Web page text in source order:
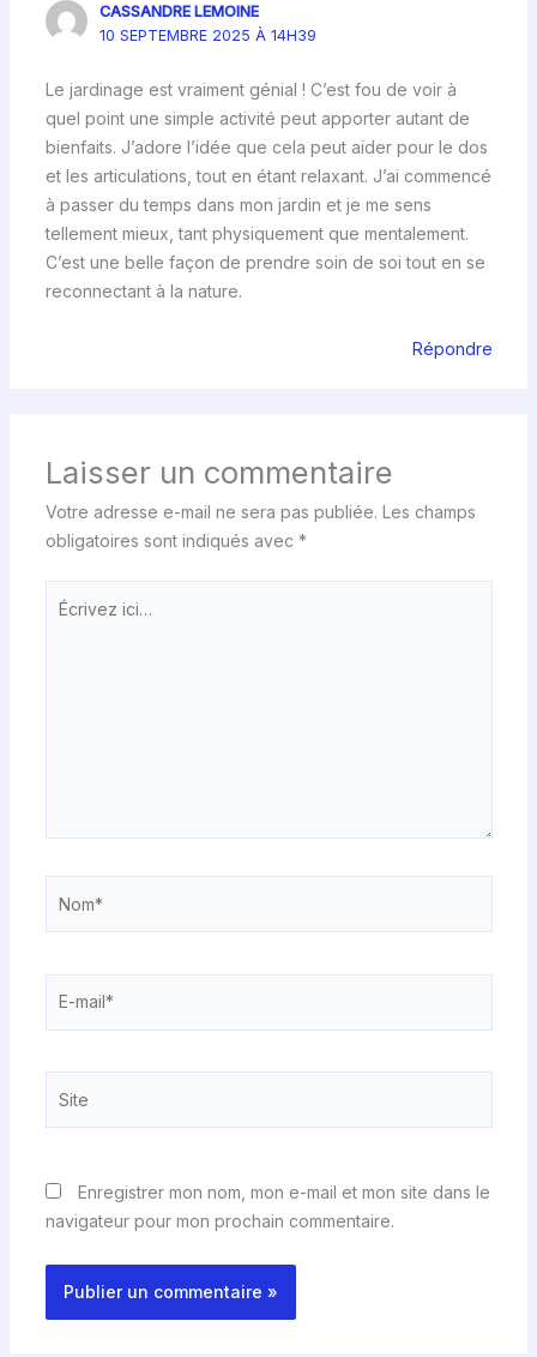
CASSANDRE LEMOINE
10 SEPTEMBRE 2025 À 14H39
Le jardinage est vraiment génial ! C’est fou de voir à
quel point une simple activité peut apporter autant de
bienfaits. J’adore l’idée que cela peut aider pour le dos
et les articulations, tout en étant relaxant. J’ai commencé
à passer du temps dans mon jardin et je me sens
tellement mieux, tant physiquement que mentalement.
C’est une belle façon de prendre soin de soi tout en se
reconnectant à la nature.
Répondre
Laisser un commentaire
Votre adresse e-mail ne sera pas publiée. Les champs
obligatoires sont indiqués avec *
ici…
Enregistrer mon nom, mon e-mail et mon site dans le
navigateur pour mon prochain commentaire.